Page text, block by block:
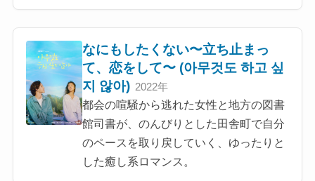
なにもしたくない〜立ち止まっ
て、恋をして〜 (아무것도 하고 싶
지 않아) 2022年
都会の喧騒から逃れた女性と地方の図書
館司書が、のんびりとした田舎町で自分
のペースを取り戻していく、ゆったりと
した癒し系ロマンス。